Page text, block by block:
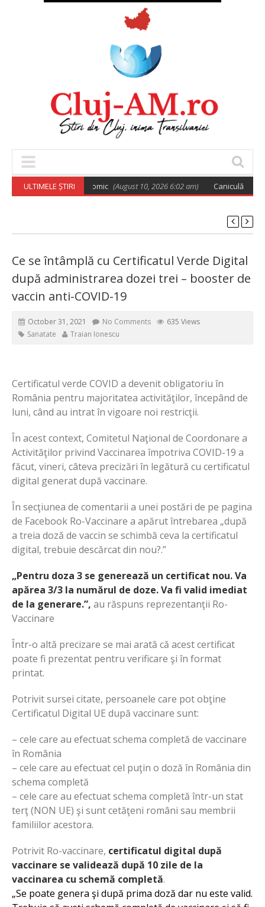
ULTIMELE ȘTIRI
alt spectacol astronomic (August 10, 2026 6:02 am) Caniculă și
Ce se întâmplă cu Certificatul Verde Digital
după administrarea dozei trei – booster de
vaccin anti-COVID-19
October 31, 2021 No Comments
635 Views
Sanatate
Traian Ionescu
Certificatul verde COVID a devenit obligatoriu în
România pentru majoritatea activităţilor, începând de
luni, când au intrat în vigoare noi restricţii.
În acest context, Comitetul Naţional de Coordonare a
Activităţilor privind Vaccinarea împotriva COVID-19 a
făcut, vineri, câteva precizări în legătură cu certificatul
digital generat după vaccinare.
În secţiunea de comentarii a unei postări de pe pagina
de Facebook Ro-Vaccinare a apărut întrebarea „după
a treia doză de vaccin se schimbă ceva la certificatul
digital, trebuie descărcat din nou?.”
„Pentru doza 3 se generează un certificat nou. Va
apărea 3/3 la numărul de doze. Va fi valid imediat
de la generare.”, au răspuns reprezentanţii Ro-
Vaccinare
Într-o altă precizare se mai arată că acest certificat
poate fi prezentat pentru verificare şi în format
printat.
Potrivit sursei citate, persoanele care pot obţine
Certificatul Digital UE după vaccinare sunt:
– cele care au efectuat schema completă de vaccinare
în România
– cele care au efectuat cel puţin o doză în România din
schema completă
– cele care au efectuat schema completă într-un stat
terţ (NON UE) şi sunt cetăţeni români sau membrii
familiilor acestora.
Potrivit Ro-vaccinare, certificatul digital după
vaccinare se validează după 10 zile de la
vaccinarea cu schemă completă.
„Se poate genera şi după prima doză dar nu este valid.